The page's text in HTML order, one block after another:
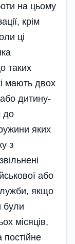
на цьому
крім
ці
таких
мають двох
або дитину-
до
яких
з
або
якщо
були
місяців,